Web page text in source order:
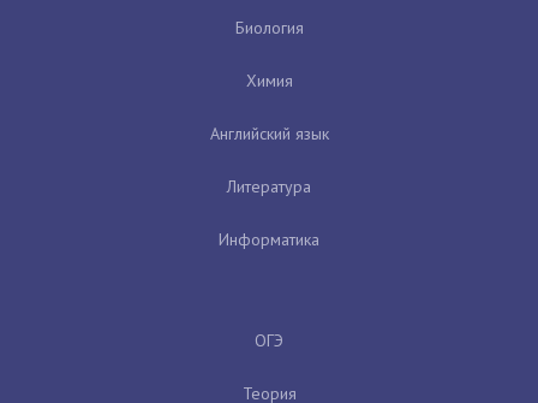
Биология
Химия
Английский язык
Литература
Информатика
ОГЭ
Теория